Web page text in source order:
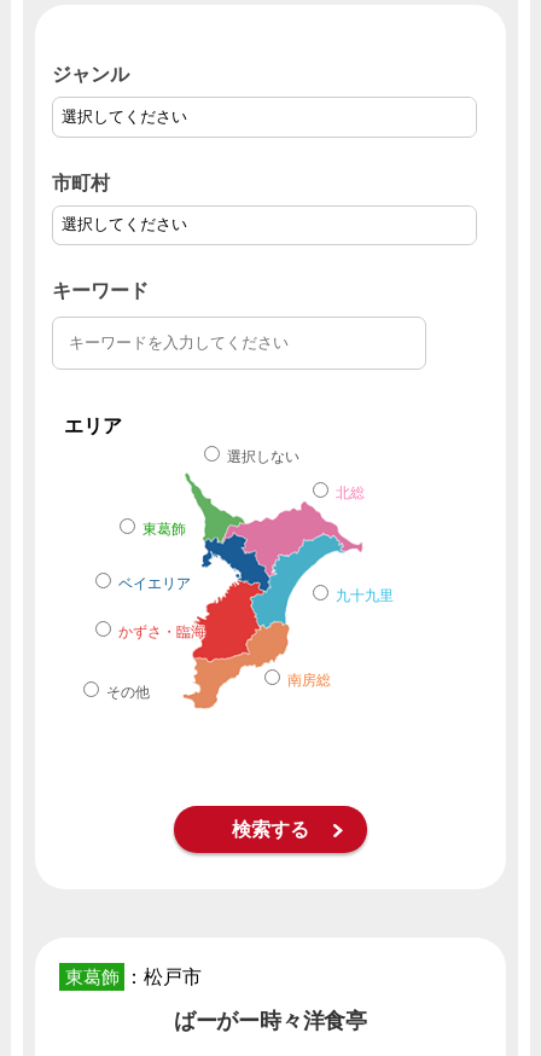
ジャンル
市町村
キーワード
エリア
選択しない
ベイエリア
東葛飾
北総
九十九里
南房総
かずさ・臨海
その他
東葛飾 ：松戸市
ばーがー時々洋食亭